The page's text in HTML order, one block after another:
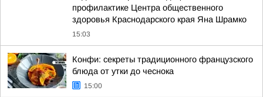
профилактике Центра общественного
здоровья Краснодарского края Яна Шрамко
15:03
Конфи: секреты традиционного французского
блюда от утки до чеснока
15:00